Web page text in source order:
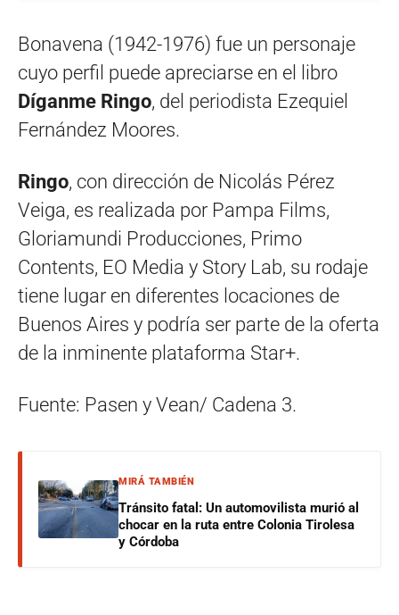
Bonavena (1942-1976) fue un personaje
cuyo perfil puede apreciarse en el libro
Díganme Ringo, del periodista Ezequiel
Fernández Moores.
Ringo, con dirección de Nicolás Pérez
Veiga, es realizada por Pampa Films,
Gloriamundi Producciones, Primo
Contents, EO Media y Story Lab, su rodaje
tiene lugar en diferentes locaciones de
Buenos Aires y podría ser parte de la oferta
de la inminente plataforma Star+.
Fuente: Pasen y Vean/ Cadena 3.
MIRÁ TAMBIÉN
Tránsito fatal: Un automovilista murió al
chocar en la ruta entre Colonia Tirolesa
y Córdoba